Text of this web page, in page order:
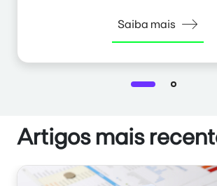
Saiba mais
Artigos mais